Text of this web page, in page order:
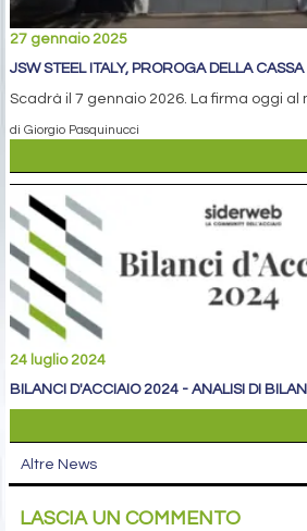
27 gennaio 2025
JSW STEEL ITALY, PROROGA DELLA
Scadrà il 7 gennaio 2026. La firma oggi al
di Giorgio Pasquinucci
24 luglio 2024
BILANCI D'ACCIAIO 2024 - ANALISI DI
Altre News
LASCIA UN COMMENTO